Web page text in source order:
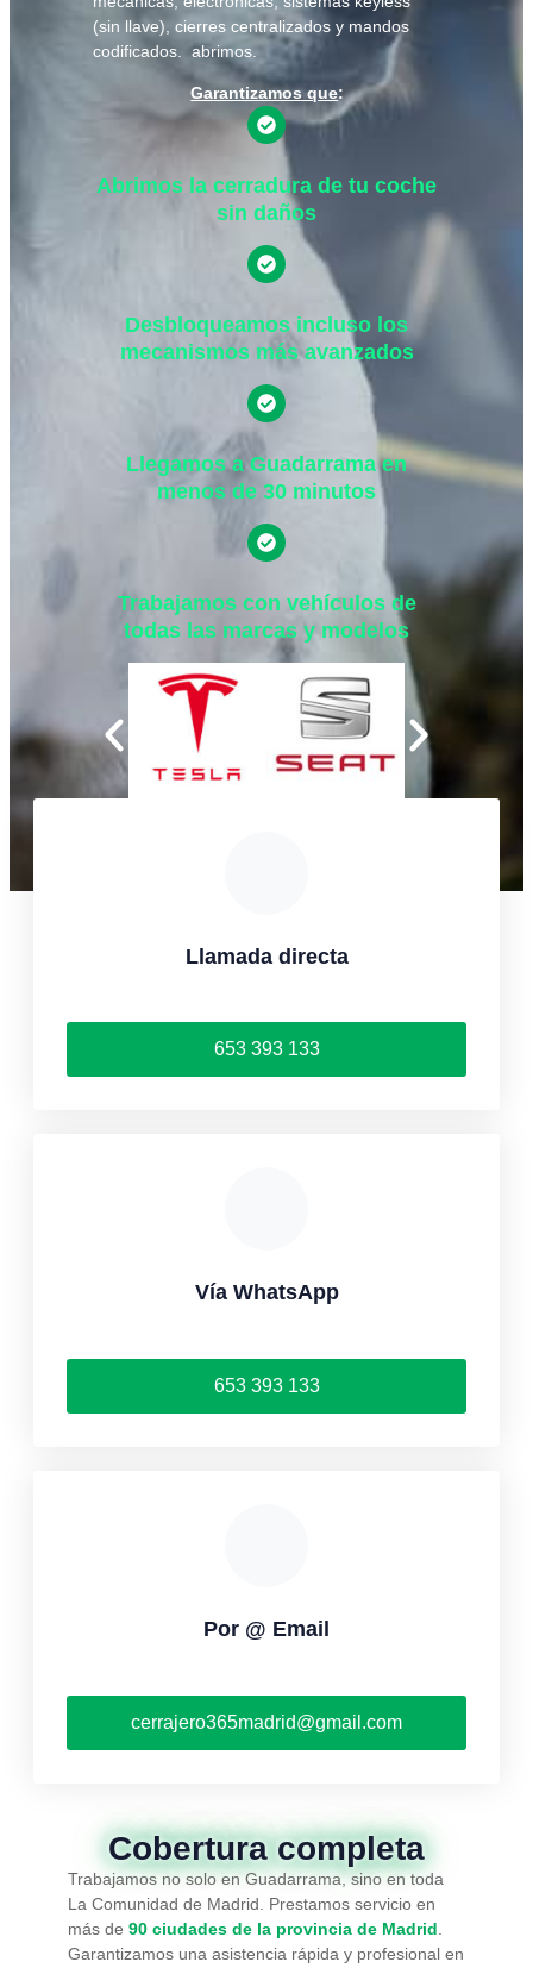
(sin llave), cierres centralizados y mandos
codificados. abrimos.
Garantizamos que:
Abrimos la cerradura de tu coche
sin daños
Desbloqueamos incluso los
mecanismos más avanzados
Llegamos a Guadarrama en
menos de 30 minutos
Trabajamos con vehículos de
todas las marcas y modelos
Llamada directa
653 393 133
Vía WhatsApp
653 393 133
Por @ Email
cerrajero365madrid@gmail.com
Cobertura completa
Trabajamos no solo en Guadarrama, sino en toda
La Comunidad de Madrid. Prestamos servicio en
más de90 ciudades de la provincia de Madrid
Garantizamos una asistencia rápida y profesional en